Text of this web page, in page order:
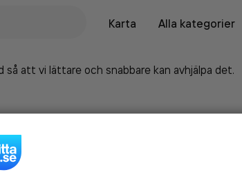
Karta
Alla kategorier
att vi lättare och snabbare kan avhjälpa det.